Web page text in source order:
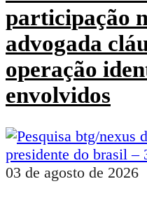
participação
advogada
operação
envolvidos
03 de agosto de 2026